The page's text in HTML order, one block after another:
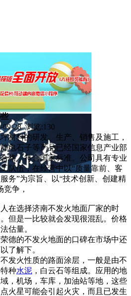
09-28 浏览:130
材料的研发、生产、销售及施工，
电石子等产品已经国家信息产业部
格，符合国家标准。公司具有专业
队伍，在经营中以“质量靠前、客
务”为宗旨、以“技术创新、创建精
争，
在选择济南不发火地面厂家的时
但是一比较就会发现很混乱。价格
估量。
德的不发火地面的口碑在市场中还
了解下。
发火性质的路面涂层，一般是由不
种水泥 ，白云石等组成。应用的地
，机场，车库，加油站等地，这些
火星可能会引起火灾，而且已发生